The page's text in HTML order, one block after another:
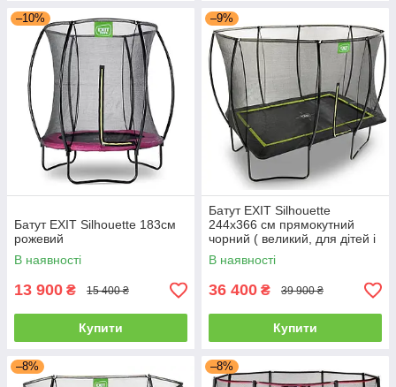
–10%
Батут EXIT Silhouette 183см
рожевий
В наявності
13 900 ₴ 15 400 ₴
Купити
–9%
Батут EXIT Silhouette
244х366 см прямокутний
чорний ( великий, для дітей і
дорослих, на 150 кг)
В наявності
36 400 ₴ 39 900 ₴
Купити
–8% –8%